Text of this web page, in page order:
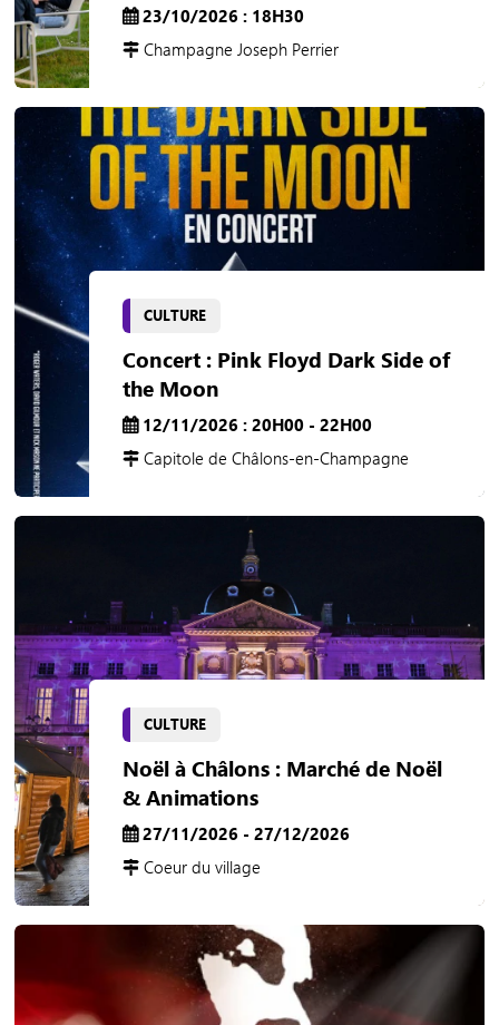
23/10/2026 : 18H30
Champagne Joseph Perrier
CULTURE
Concert : Pink Floyd Dark Side of
the Moon
12/11/2026 : 20H00 - 22H00
Capitole de Châlons-en-Champagne
CULTURE
Noël à Châlons : Marché de Noël
& Animations
27/11/2026 - 27/12/2026
Coeur du village